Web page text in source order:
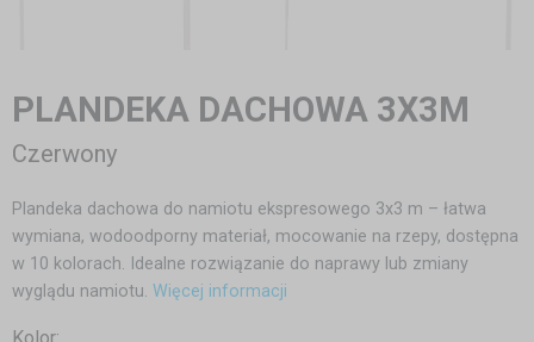
PLANDEKA DACHOWA 3X3M
Czerwony
Plandeka dachowa do namiotu ekspresowego 3x3 m – łatwa
wymiana, wodoodporny materiał, mocowanie na rzepy, dostępna
w 10 kolorach. Idealne rozwiązanie do naprawy lub zmiany
wyglądu namiotu. Więcej informacji